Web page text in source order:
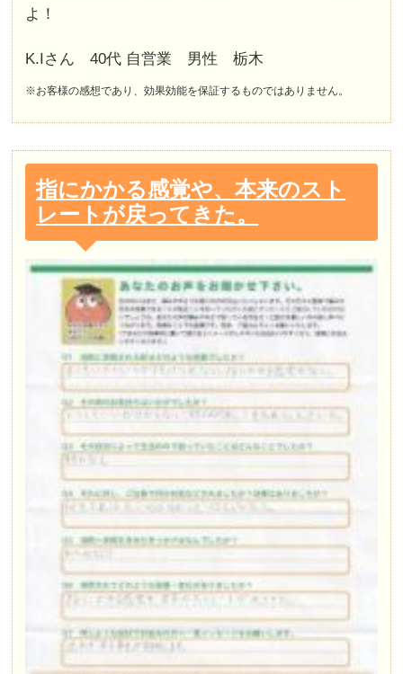
よ！
K.Iさん 40代 自営業 男性 栃木
※お客様の感想であり、効果効能を保証するものではありません。
指にかかる感覚や、本来のスト
レートが戻ってきた。